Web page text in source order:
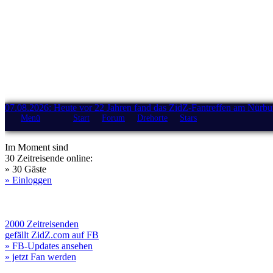
07.08.2026: Heute vor 22 Jahren fand das ZidZ-Fantreffen am
Menü Start Forum Drehorte Stars
Im Moment sind
30 Zeitreisende online:
» 30 Gäste
» Einloggen
2000 Zeitreisenden
gefällt ZidZ.com auf FB
» FB-Updates ansehen
» jetzt Fan werden